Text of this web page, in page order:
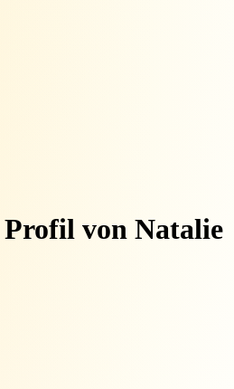
von Natalie